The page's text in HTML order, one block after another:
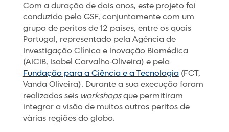
Com a duração de dois anos, este projeto foi
conduzido pelo GSF, conjuntamente com um
grupo de peritos de 12 países, entre os quais
Portugal, representado pela Agência de
Investigação Clínica e Inovação Biomédica
(AICIB, Isabel Carvalho-Oliveira) e pela
Fundação para a Ciência e a Tecnologia(FCT,
Vanda Oliveira). Durante a sua execução foram
realizados seis workshopsque permitiram
integrar a visão de muitos outros peritos de
várias regiões do globo.